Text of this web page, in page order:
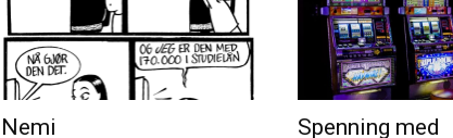
Nemi
Spenning med